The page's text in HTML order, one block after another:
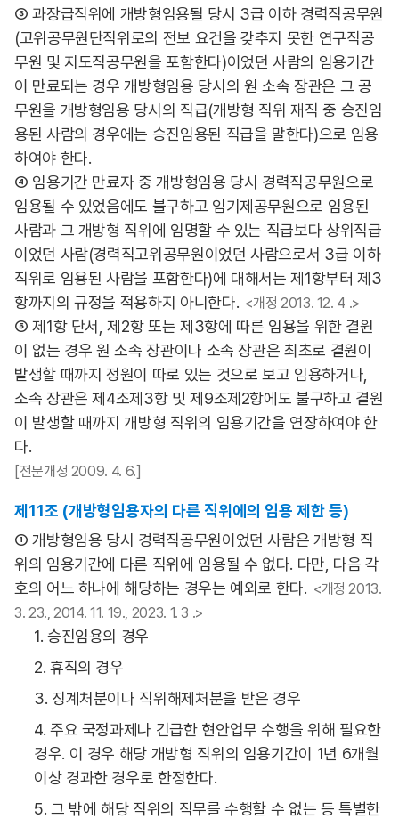
③ 과장급직위에 개방형임용될 당시 3급 이하 경력직공무원
(고위공무원단직위로의 전보 요건을 갖추지 못한 연구직공
무원 및 지도직공무원을 포함한다)이었던 사람의 임용기간
이 만료되는 경우 개방형임용 당시의 원 소속 장관은 그 공
무원을 개방형임용 당시의 직급(개방형 직위 재직 중 승진임
용된 사람의 경우에는 승진임용된 직급을 말한다)으로 임용
하여야 한다.
④ 임용기간 만료자 중 개방형임용 당시 경력직공무원으로
임용될 수 있었음에도 불구하고 임기제공무원으로 임용된
사람과 그 개방형 직위에 임명할 수 있는 직급보다 상위직급
이었던 사람(경력직고위공무원이었던 사람으로서 3급 이하
직위로 임용된 사람을 포함한다)에 대해서는 제1항부터 제3
항까지의 규정을 적용하지 아니한다. <개정 2013. 12. 4 .>
⑤ 제1항 단서, 제2항 또는 제3항에 따른 임용을 위한 결원
이 없는 경우 원 소속 장관이나 소속 장관은 최초로 결원이
발생할 때까지 정원이 따로 있는 것으로 보고 임용하거나,
소속 장관은 제4조제3항 및 제9조제2항에도 불구하고 결원
이 발생할 때까지 개방형 직위의 임용기간을 연장하여야 한
다.
[전문개정 2009. 4. 6.]
제11조 (개방형임용자의 다른 직위에의 임용 제한 등)
① 개방형임용 당시 경력직공무원이었던 사람은 개방형 직
위의 임용기간에 다른 직위에 임용될 수 없다. 다만, 다음 각
호의 어느 하나에 해당하는 경우는 예외로 한다. <개정 2013.
3. 23., 2014. 11. 19., 2023. 1. 3 .>
1. 승진임용의 경우
2. 휴직의 경우
3. 징계처분이나 직위해제처분을 받은 경우
4. 주요 국정과제나 긴급한 현안업무 수행을 위해 필요한
경우. 이 경우 해당 개방형 직위의 임용기간이 1년 6개월
이상 경과한 경우로 한정한다.
5. 그 밖에 해당 직위의 직무를 수행할 수 없는 등 특별한